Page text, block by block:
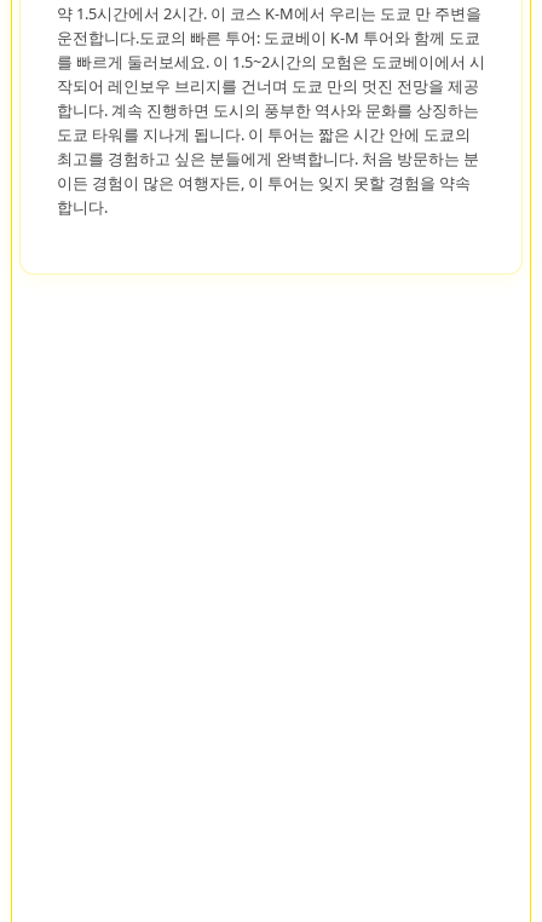
약 1.5시간에서 2시간. 이 코스 K-M에서 우리는 도쿄 만 주변을
운전합니다.도쿄의 빠른 투어: 도쿄베이 K-M 투어와 함께 도쿄
를 빠르게 둘러보세요. 이 1.5~2시간의 모험은 도쿄베이에서 시
작되어 레인보우 브리지를 건너며 도쿄 만의 멋진 전망을 제공
합니다. 계속 진행하면 도시의 풍부한 역사와 문화를 상징하는
도쿄 타워를 지나게 됩니다. 이 투어는 짧은 시간 안에 도쿄의
최고를 경험하고 싶은 분들에게 완벽합니다. 처음 방문하는 분
이든 경험이 많은 여행자든, 이 투어는 잊지 못할 경험을 약속
합니다.